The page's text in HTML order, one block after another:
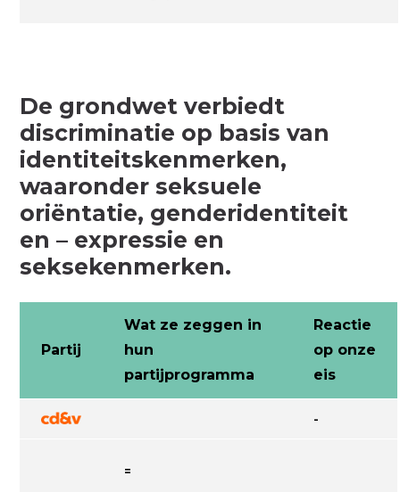
De grondwet verbiedt
discriminatie op basis van
identiteitskenmerken,
waaronder seksuele
oriëntatie, genderidentiteit
en – expressie en
seksekenmerken.
Partij
Wat ze zeggen in
hun
partijprogramma
Reactie
op onze
eis
-
=